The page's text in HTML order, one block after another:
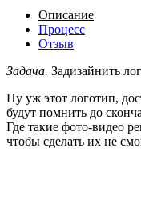
Описание
Процесс
Отзыв
Задача. Задизайнить
Ну уж этот логотип,
будут помнить до
Где такие фото-видео
чтобы сделать их не